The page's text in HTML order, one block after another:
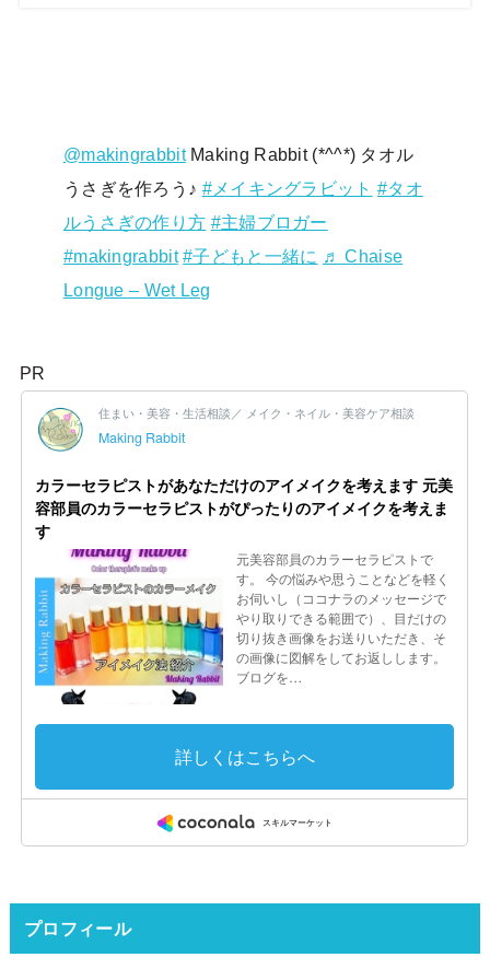
@makingrabbitMaking Rabbit (*^^*) タオル
うさぎを作ろう♪ #メイキングラビット #タオ
ルうさぎの作り方 #主婦ブロガー
#makingrabbit #子どもと一緒に ♬ Chaise
Longue – Wet Leg
PR
プロフィール